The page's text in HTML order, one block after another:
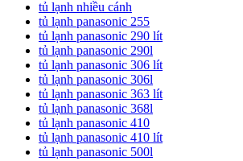
tủ lạnh nhiều cánh
tủ lạnh panasonic 255
tủ lạnh panasonic 290 lít
tủ lạnh panasonic 290l
tủ lạnh panasonic 306 lít
tủ lạnh panasonic 306l
tủ lạnh panasonic 363 lít
tủ lạnh panasonic 368l
tủ lạnh panasonic 410
tủ lạnh panasonic 410 lít
tủ lạnh panasonic 500l